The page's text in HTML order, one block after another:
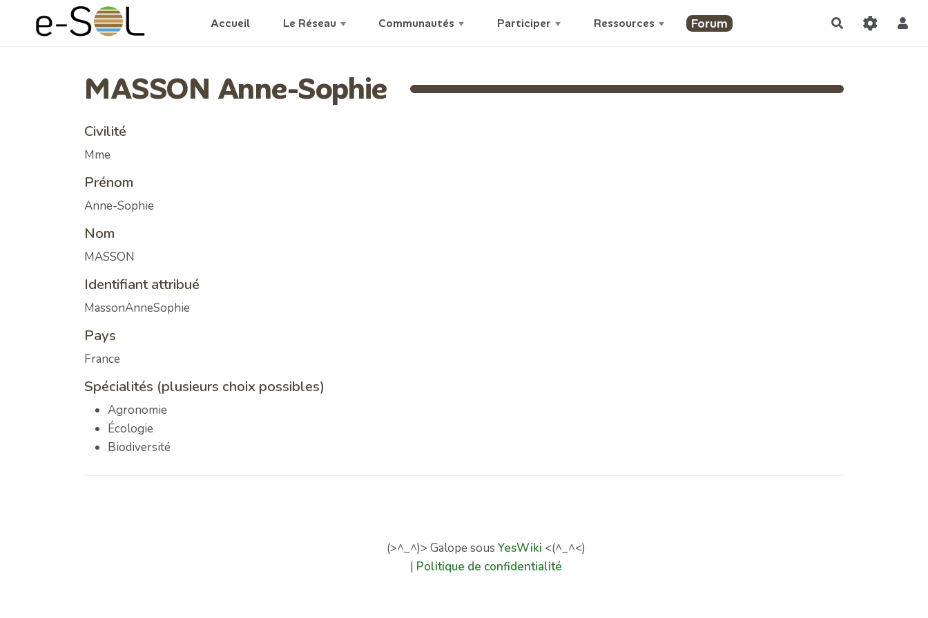
Aller au contenu principal Accueil Le Réseau Communautés Participer Ressources Forum Rechercher
MASSON Anne-Sophie
Civilité
Mme
Prénom
Anne-Sophie
Nom
MASSON
Identifiant attribué
MassonAnneSophie
Pays
France
Spécialités (plusieurs choix possibles)
Agronomie
Écologie
Biodiversité
(>^_^)> Galope sous YesWiki <(^_^<)
| Politique de confidentialité